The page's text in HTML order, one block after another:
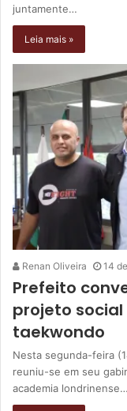
juntamente…
Leia mais »
Renan Oliveira 14
Prefeito
projeto
taekwondo
Nesta segunda-feira
reuniu-se em seu
academia londrinense…